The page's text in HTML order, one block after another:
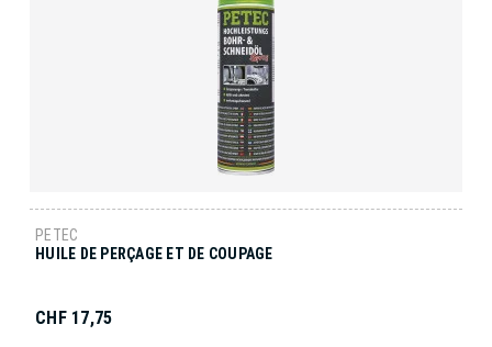
PETEC
HUILE DE PERÇAGE ET DE COUPAGE
CHF 17,75